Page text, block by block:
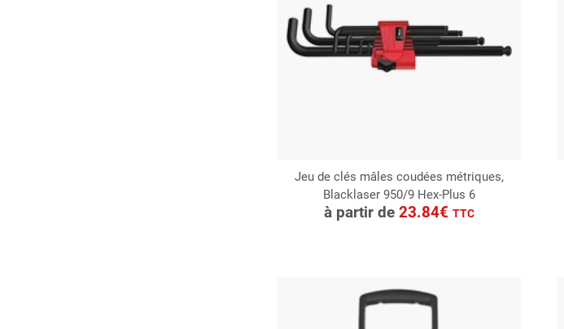
Jeu de clés mâles coudées métriques,
Blacklaser 950/9 Hex-Plus 6
à partir de 23.84€ TTC
CONSULTER
Demande de devis